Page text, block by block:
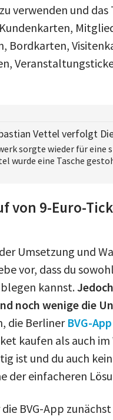
verwenden und
Bordkarten,
Vettel verfolgt
sorgte wieder für eine
wurde eine Tasche
von 9-Euro-
Umsetzung und
vor, dass du
kannst.
noch wenige die
die Berliner BVG-App
kaufen als auch
ist und du auch
der einfacheren
BVG-App